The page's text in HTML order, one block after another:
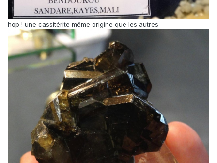
hop ! une cassitérite même origine que les autres